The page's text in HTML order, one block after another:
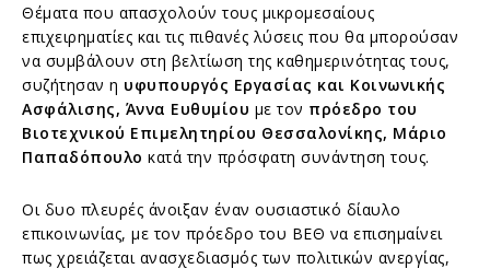
Θέματα που απασχολούν τους μικρομεσαίους
επιχειρηματίες και τις πιθανές λύσεις που θα μπορούσαν
να συμβάλουν στη βελτίωση της καθημερινότητας τους,
συζήτησαν η υφυπουργός Εργασίας και Κοινωνικής
Ασφάλισης, Άννα Ευθυμίου με τον πρόεδρο του
Βιοτεχνικού Επιμελητηρίου Θεσσαλονίκης, Μάριο
Παπαδόπουλο κατά την πρόσφατη συνάντηση τους.
Οι δυο πλευρές άνοιξαν έναν ουσιαστικό δίαυλο
επικοινωνίας, με τον πρόεδρο του ΒΕΘ να επισημαίνει
πως χρειάζεται ανασχεδιασμός των πολιτικών ανεργίας,